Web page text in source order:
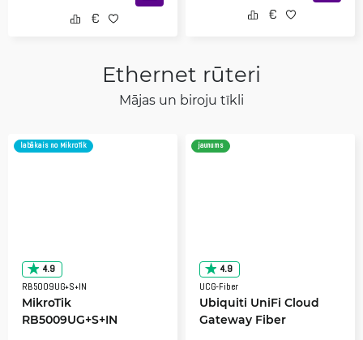
Ethernet rūteri
Mājas un biroju tīkli
labākais no MikroTik
4.9
RB5009UG+S+IN
MikroTik
RB5009UG+S+IN
jaunums
4.9
UCG-Fiber
Ubiquiti UniFi Cloud
Gateway Fiber